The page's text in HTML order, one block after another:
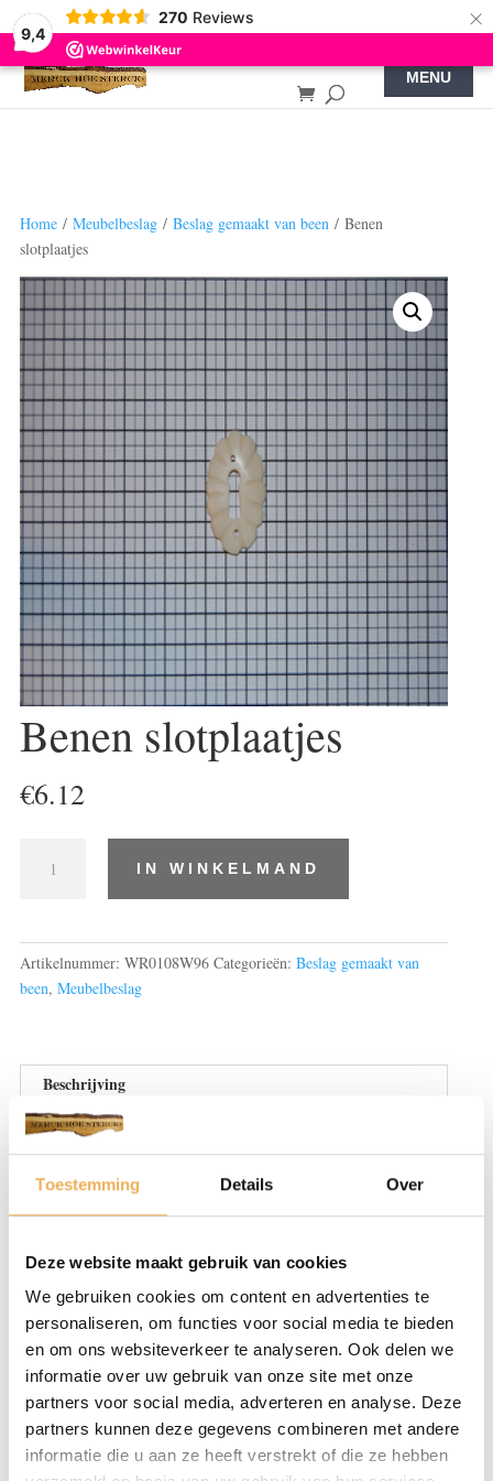
Toestemming Details Over
Deze website maakt gebruik van cookies
We gebruiken cookies om content en advertenties te
personaliseren, om functies voor social media te bieden
en om ons websiteverkeer te analyseren. Ook delen we
informatie over uw gebruik van onze site met onze
partners voor social media, adverteren en analyse. Deze
partners kunnen deze gegevens combineren met andere
informatie die u aan ze heeft verstrekt of die ze hebben
9,4
270 Reviews ×
Home/ Meubelbeslag/ Beslag gemaakt van been/ Benen
slotplaatjes
Benen slotplaatjes
€6.12
slotplaatjes
IN WINKELMAND
Artikelnummer: WR0108W96 Categorieën: Beslag gemaakt van
been, Meubelbeslag
Beschrijving
Beoordelingen (0)
BESCHRIJVING
Bij Restauratieproducten bieden wij een zeer
groot aanbod aan meubelbeslag. Of u nou
meubel laat maken. Meubelbeslag is
essentieel voor deze oude tafel, kast of stoel.
We hebben diverse meubeldeurgrepen,
scharnieren of sleutelplaten die allemaal
kunnen bijdragen aan uw styling. Ga voor
antiek of juist modern met leer.